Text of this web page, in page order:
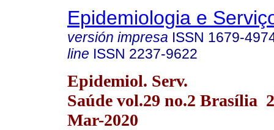
Epidemiologia e
versión impresa ISSN 1679-
line ISSN 2237-9622
Epidemiol. Serv.
Saúde vol.29 no.2 Brasília
Mar-2020